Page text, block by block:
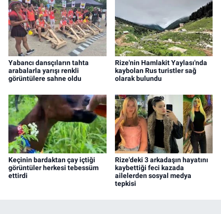
Yabancı dansçıların tahta
arabalarla yarışı renkli
görüntülere sahne oldu
Rize'nin Hamlakit Yaylası'nda
kaybolan Rus turistler sağ
olarak bulundu
Keçinin bardaktan çay içtiği
görüntüler herkesi tebessüm
ettirdi
Rize'deki 3 arkadaşın hayatını
kaybettiği feci kazada
ailelerden sosyal medya
tepkisi